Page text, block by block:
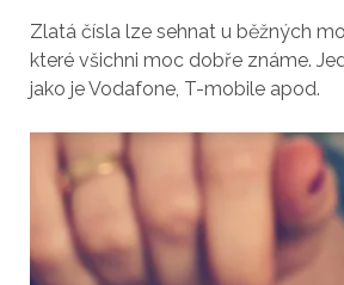
Zlatá čísla lze sehnat u běžných
které všichni moc dobře známe.
jako je Vodafone, T-mobile apod.